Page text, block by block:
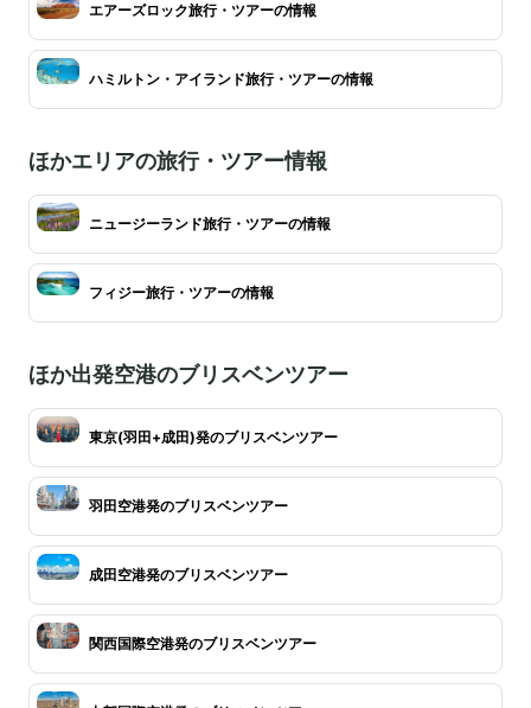
エアーズロック旅行・ツアーの情報
ハミルトン・アイランド旅行・ツアーの情報
ほかエリアの旅行・ツアー情報
ニュージーランド旅行・ツアーの情報
フィジー旅行・ツアーの情報
ほか出発空港のブリスベンツアー
東京(羽田+成田)発のブリスベンツアー
羽田空港発のブリスベンツアー
成田空港発のブリスベンツアー
関西国際空港発のブリスベンツアー